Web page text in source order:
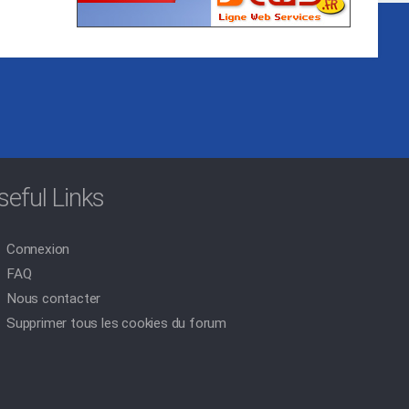
Links
Connexion
FAQ
Nous contacter
Supprimer tous les cookies du forum